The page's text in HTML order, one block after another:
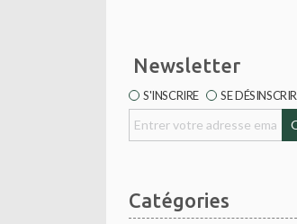
Newsletter
S'INSCRIRE SE
Catégories